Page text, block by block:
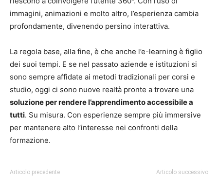
immagini, animazioni e molto altro, l’esperienza cambia
profondamente, divenendo persino interattiva.
La regola base, alla fine, è che anche l’e-learning è figlio
dei suoi tempi. E se nel passato aziende e istituzioni si
sono sempre affidate ai metodi tradizionali per corsi e
studio, oggi ci sono nuove realtà pronte a trovare una
soluzione per rendere l’apprendimento accessibile a
tutti. Su misura. Con esperienze sempre più immersive
per mantenere alto l’interesse nei confronti della
formazione.
Articolo precedente Articolo successivo